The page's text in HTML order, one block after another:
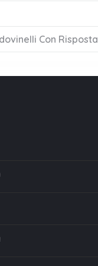
Con Risposta